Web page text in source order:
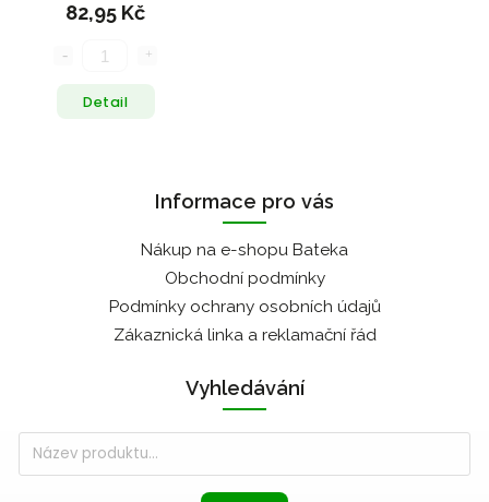
82,95 Kč
Detail
Informace pro vás
Nákup na e-shopu Bateka
Obchodní podmínky
Podmínky ochrany osobních údajů
Zákaznická linka a reklamační řád
Vyhledávání